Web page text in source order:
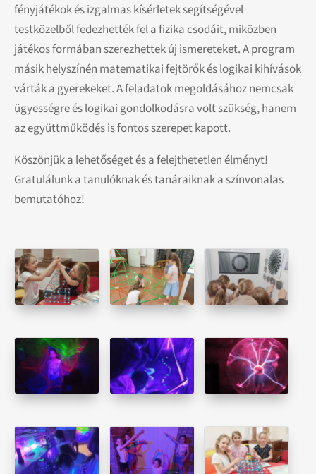
fényjátékok és izgalmas kísérletek segítségével
testközelből fedezhették fel a fizika csodáit, miközben
játékos formában szerezhettek új ismereteket. A program
másik helyszínén matematikai fejtörők és logikai kihívások
várták a gyerekeket. A feladatok megoldásához nemcsak
ügyességre és logikai gondolkodásra volt szükség, hanem
az együttműködés is fontos szerepet kapott.
Köszönjük a lehetőséget és a felejthetetlen élményt!
Gratulálunk a tanulóknak és tanáraiknak a színvonalas
bemutatóhoz!